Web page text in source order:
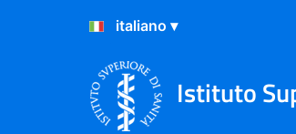
Salta al Contenuto
Salta al Footer
Istituto